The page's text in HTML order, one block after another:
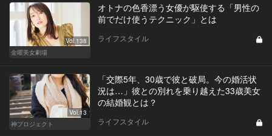
Vol.138
金曜美女劇場
オトナの色香漂う女優が駆使する「男性の
前でだけ使うテクニック」とは
ライフスタイル
Vol.13
神プロジェクト
「交際5年、30歳で彼と破局。今の婚活状
況は…」彼との別れを乗り越えた33歳美女
の結婚観とは？
ライフスタイル